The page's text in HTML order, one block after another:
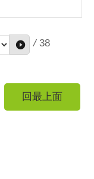
/ 38
回最上面